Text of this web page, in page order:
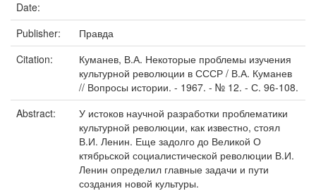
Date:
Publisher:
Правда
Citation:
Куманев, В.А. Некоторые проблемы изучения
культурной революции в СССР / В.А. Куманев
// Вопросы истории. - 1967. - № 12. - С. 96-108.
Abstract:
У истоков научной разработки проблематики
культурной революции, как известно, стоял
В.И. Ленин. Еще задолго до Великой О
ктябрьской социалистической революции В.И.
Ленин определил главные задачи и пути
создания новой культуры.